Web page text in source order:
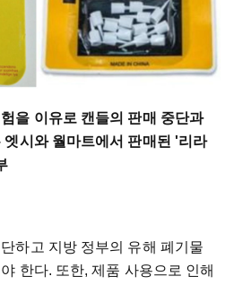
을 이유로 캔들의 판매 중단과
시와 월마트에서 판매된 '리라
하고 지방 정부의 유해 폐기물
한다. 또한, 제품 사용으로 인해